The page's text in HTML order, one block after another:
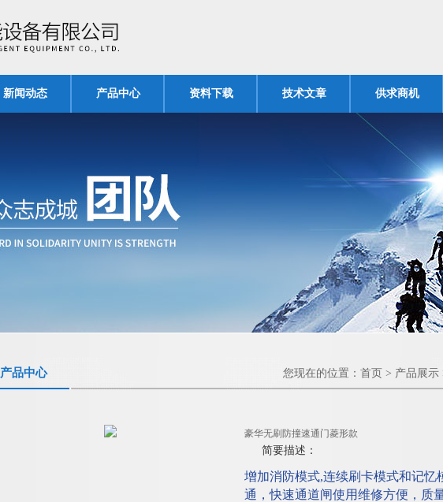
新闻动态 产品中心 资料下载 技术文章 供求商机
产品中心 您现在的位置： 首页 > 产品展示
豪华无刷防撞速通门菱形款
简要描述：
增加消防模式,连续刷卡模式和记
通，快速通道闸使用维修方便，质